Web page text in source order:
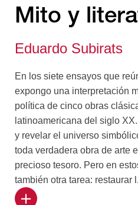
Mito y
Eduardo Subirats
En los siete ensayos que
expongo una interpretación
política de cinco obras
latinoamericana del siglo
y revelar el universo
toda verdadera obra de arte
precioso tesoro. Pero en
también otra tarea: restaurar